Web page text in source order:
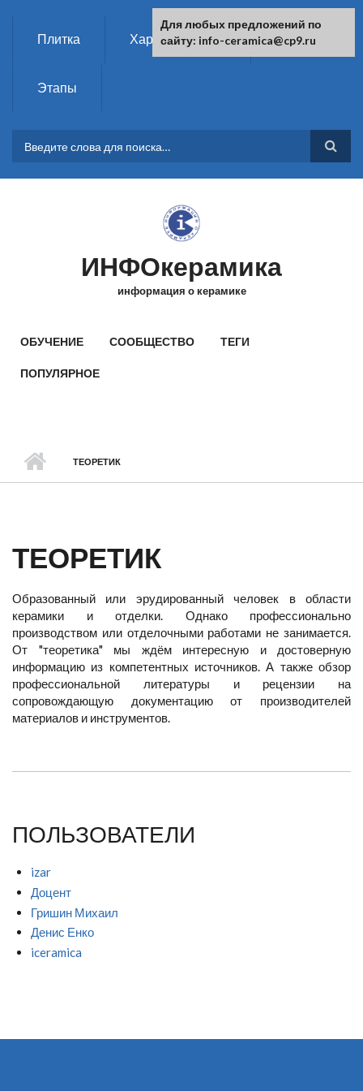
Перейти к основному содержанию
Плитка Характеристики Химия
Этапы
ФОРМА ПОИСКА
ИНФОкерамика
информация о керамике
ОБУЧЕНИЕ СООБЩЕСТВО ТЕГИ
ПОПУЛЯРНОЕ
ТЕОРЕТИК
ТЕОРЕТИК
Образованный или эрудированный человек в области
керамики и отделки. Однако профессионально
производством или отделочными работами не занимается.
От "теоретика" мы ждём интересную и достоверную
информацию из компетентных источников. А также обзор
профессиональной литературы и рецензии на
сопровождающую документацию от производителей
материалов и инструментов.
ПОЛЬЗОВАТЕЛИ
izar
Доцент
Гришин Михаил
Денис Енко
iceramica
Для любых предложений по
сайту: info-ceramica@cp9.ru